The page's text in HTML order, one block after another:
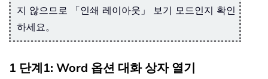
지 않으므로 「인쇄 레이아웃」 보기 모드인지 확인
하세요。
1 단계1: Word 옵션 대화 상자 열기